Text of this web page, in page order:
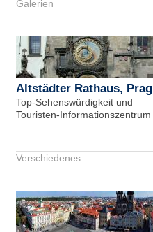
Galerien
Altstädter Rathaus, Prag
Top-Sehenswürdigkeit und
Touristen-Informationszentrum
Verschiedenes